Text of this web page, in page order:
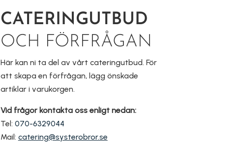
CATERINGUTBUD
OCH FÖRFRÅGAN
Här kan ni ta del av vårt cateringutbud. För
att skapa en förfrågan, lägg önskade
artiklar i varukorgen.
Vid frågor kontakta oss enligt nedan:
Tel: 070-6329044
Mail: catering@systerobror.se